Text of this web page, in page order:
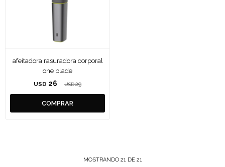
afeitadora rasuradora corporal
one blade
USD 26 USD 29
MOSTRANDO 21DE 21